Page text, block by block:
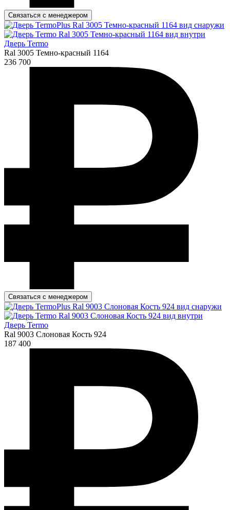
Связаться с менеджером
Дверь Termo
Ral 3005 Темно-красный 1164
236 700
Связаться с менеджером
Дверь Termo
Ral 9003 Слоновая Кость 924
187 400